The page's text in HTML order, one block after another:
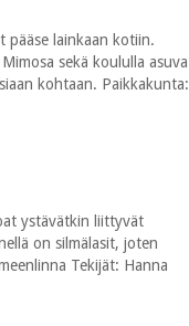
pääse lainkaan kotiin.
sekä koululla asuva
kohtaan. Paikkakunta:
ystävätkin liittyvät
on silmälasit, joten
Tekijät: Hanna